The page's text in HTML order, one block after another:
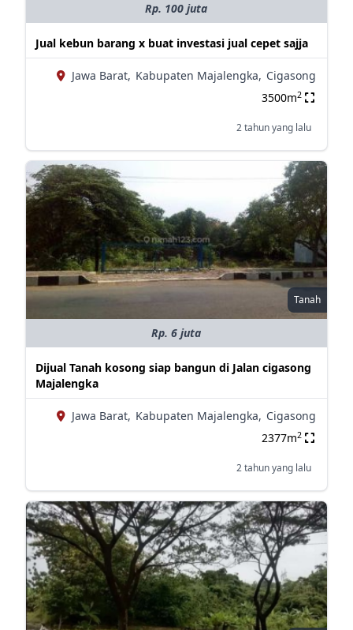
Rp. 100 juta
Jual kebun barang x buat investasi jual cepet sajja
Jawa Barat, Kabupaten Majalengka, Cigasong
3500m2
2 tahun yang lalu
Tanah
Rp. 6 juta
Dijual Tanah kosong siap bangun di Jalan cigasong
Majalengka
Jawa Barat, Kabupaten Majalengka, Cigasong
2377m2
2 tahun yang lalu